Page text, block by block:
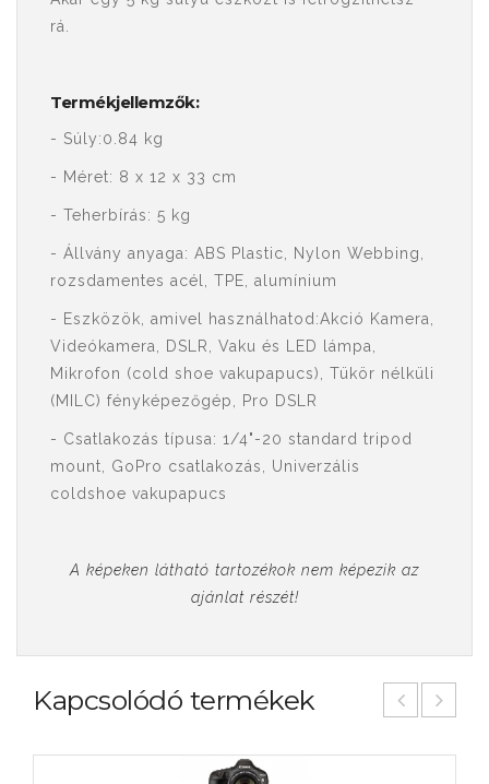
rá.
Termékjellemzők:
- Súly:0.84 kg
- Méret: 8 x 12 x 33 cm
- Teherbírás: 5 kg
- Állvány anyaga: ABS Plastic, Nylon Webbing,
rozsdamentes acél, TPE, alumínium
- Eszközök, amivel használhatod:Akció Kamera,
Videókamera, DSLR, Vaku és LED lámpa,
Mikrofon (cold shoe vakupapucs), Tükör nélküli
(MILC) fényképezőgép, Pro DSLR
- Csatlakozás típusa: 1/4"-20 standard tripod
mount, GoPro csatlakozás, Univerzális
coldshoe vakupapucs
A képeken látható tartozékok nem képezik az
ajánlat részét!
Kapcsolódó termékek